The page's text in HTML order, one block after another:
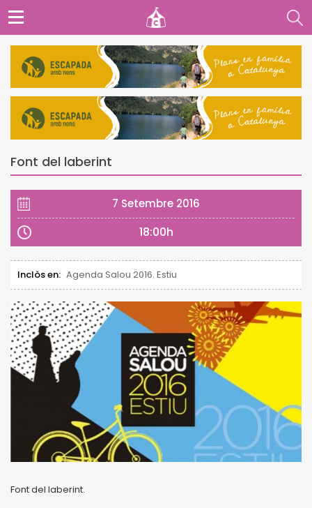
Font del laberint
7 Setembre 2016
18:00h
Inclòs en: Agenda Salou 2016. Estiu
Font del laberint.